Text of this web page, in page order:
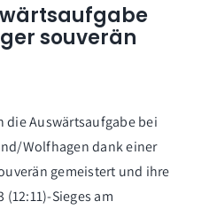
souverän
die Auswärtsaufgabe bei
Wolfhagen dank einer
gemeistert und ihre
Sieges am